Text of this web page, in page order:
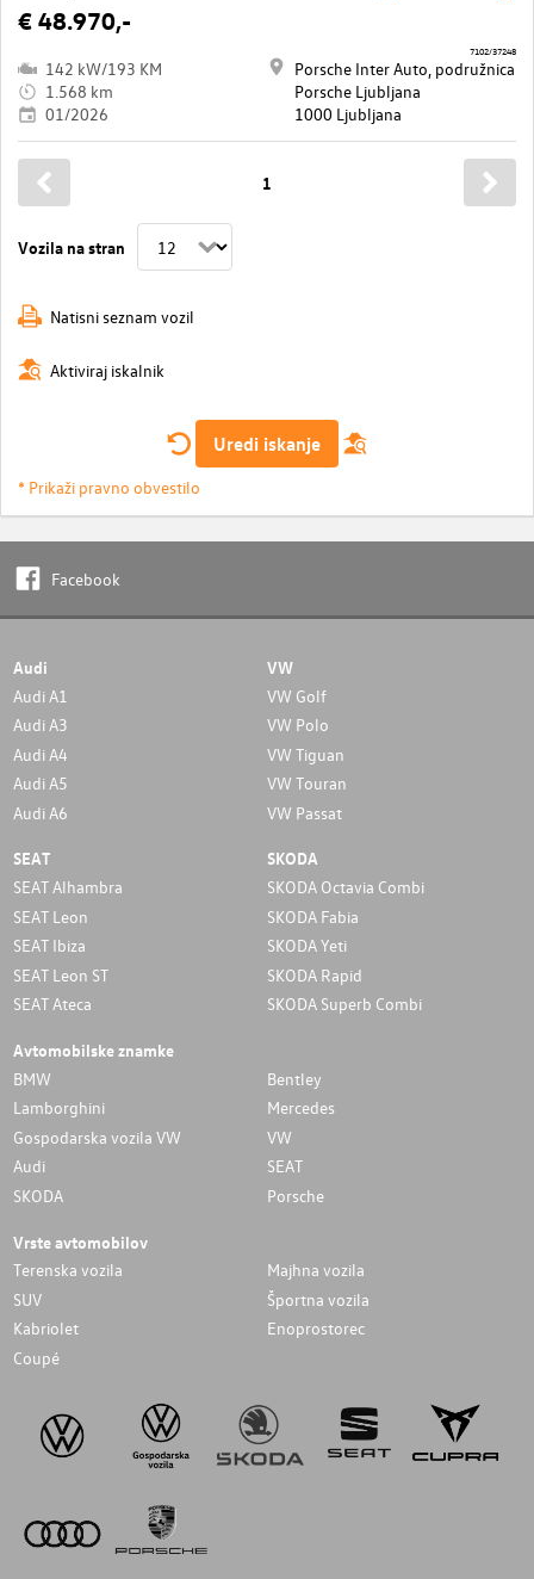
€ 48.970,-
142 kW/193 KM
1.568 km
01/2026
Porsche Inter Auto, podružnica
Porsche Ljubljana
1000 Ljubljana
7102/37248
Vozila na stran
1
Natisni seznam vozil
Aktiviraj iskalnik
Uredi iskanje
* Prikaži pravno obvestilo
Facebook
Audi
Audi A1
Audi A3
Audi A4
Audi A5
Audi A6
VW
VW Golf
VW Polo
VW Tiguan
VW Touran
VW Passat
SEAT
SEAT Alhambra
SEAT Leon
SEAT Ibiza
SEAT Leon ST
SEAT Ateca
SKODA
SKODA Octavia Combi
SKODA Fabia
SKODA Yeti
SKODA Rapid
SKODA Superb Combi
Avtomobilske znamke
BMW
Bentley
Lamborghini
Mercedes
Gospodarska vozila VW
VW
Audi
SEAT
SKODA
Porsche
Vrste avtomobilov
Terenska vozila
Majhna vozila
SUV
Športna vozila
Kabriolet
Enoprostorec
Coupé